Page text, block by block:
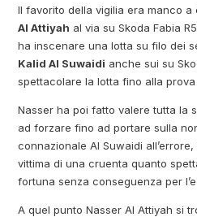
Il favorito della vigilia era manco a
Al Attiyah al via su Skoda Fabia
ha inscenare una lotta su filo dei
Kalid Al Suwaidi anche sui su
spettacolare la lotta fino alla
Nasser ha poi fatto valere tutta la
ad forzare fino ad portare sulla
connazionale Al Suwaidi
vittima di una cruenta quanto
fortuna senza conseguenza per
A quel punto Nasser Al Attiyah si